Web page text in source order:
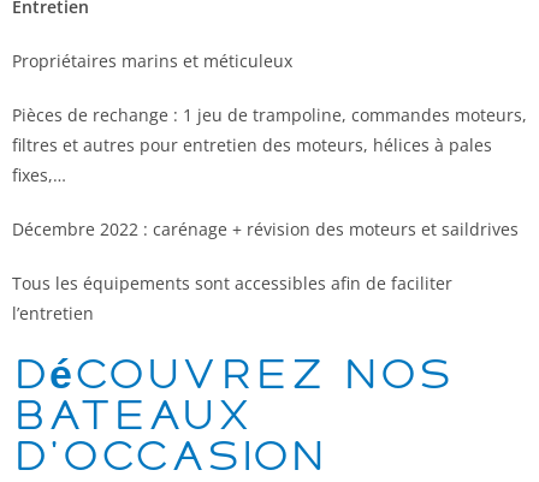
Entretien
Propriétaires marins et méticuleux
Pièces de rechange : 1 jeu de trampoline, commandes moteurs,
filtres et autres pour entretien des moteurs, hélices à pales
fixes,…
Décembre 2022 : carénage + révision des moteurs et saildrives
Tous les équipements sont accessibles afin de faciliter
l’entretien
Découvrez nos
bateaux
d'occasion